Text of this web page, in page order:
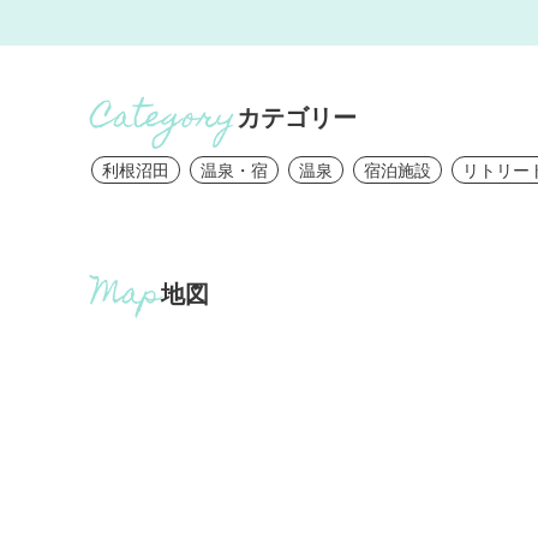
カテゴリー
利根沼田 温泉・宿 温泉 宿泊施設 リトリー
地図